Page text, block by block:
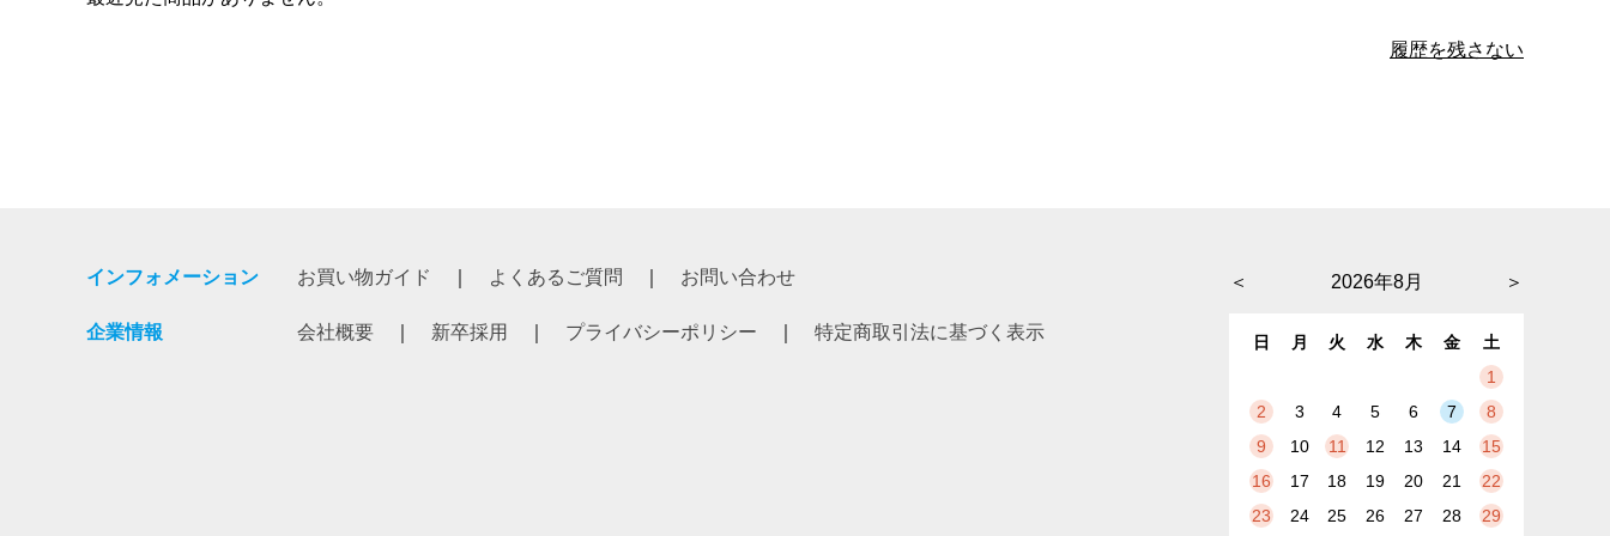
履歴を残さない
インフォメーション お買い物ガイド よくあるご質問 お問い合わせ
企業情報 会社概要 新卒採用 プライバシーポリシー 特定商取引法に基づく表示
＜ ＞
2026年8月
日 月 火 水 木 金
土
1
2
3 4 5 6 7
8
9
10 11 12 13 14
15
16
17 18 19 20 21
22
23
24 25 26 27 28 29